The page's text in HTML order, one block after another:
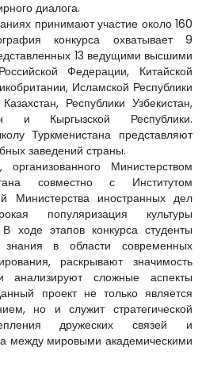
диалога.
принимают участие около 160
конкурса охватывает 9
13 ведущими высшими
Федерации, Китайской
Исламской Республики
Республики Узбекистан,
и Кыргызской Республики.
Туркменистана представляют
заведений страны.
Министерством
совместно с Институтом
Министерства иностранных дел
популяризация культуры
ходе этапов конкурса студенты
знания в области современных
раскрывают значимость
анализируют сложные аспекты
проект не только является
но и служит стратегической
дружеских связей и
между мировыми академическими